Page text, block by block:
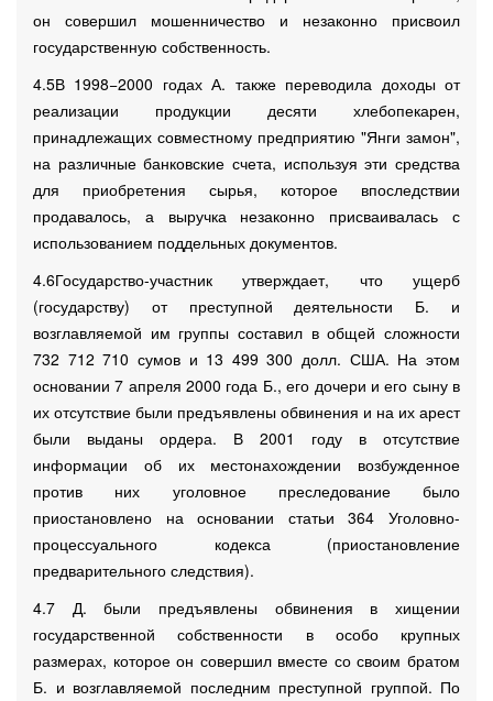
он совершил мошенничество и незаконно присвоил
государственную собственность.
4.5В 1998−2000 годах А. также переводила доходы от
реализации продукции десяти хлебопекарен,
принадлежащих совместному предприятию "Янги замон",
на различные банковские счета, используя эти средства
для приобретения сырья, которое впоследствии
продавалось, а выручка незаконно присваивалась с
использованием поддельных документов.
4.6Государство-участник утверждает, что ущерб
(государству) от преступной деятельности Б. и
возглавляемой им группы составил в общей сложности
732 712 710 сумов и 13 499 300 долл. США. На этом
основании 7 апреля 2000 года Б., его дочери и его сыну в
их отсутствие были предъявлены обвинения и на их арест
были выданы ордера. В 2001 году в отсутствие
информации об их местонахождении возбужденное
против них уголовное преследование было
приостановлено на основании статьи 364 Уголовно-
процессуального кодекса (приостановление
предварительного следствия).
4.7 Д. были предъявлены обвинения в хищении
государственной собственности в особо крупных
размерах, которое он совершил вместе со своим братом
Б. и возглавляемой последним преступной группой. По